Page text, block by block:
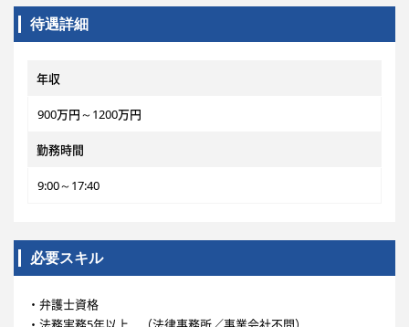
待遇詳細
年収
900万円～1200万円
勤務時間
9:00～17:40
必要スキル
・弁護士資格